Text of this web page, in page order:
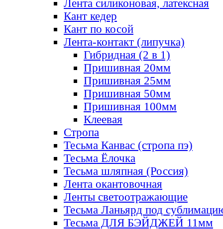
Лента силиконовая, латексная
Кант кедер
Кант по косой
Лента-контакт (липучка)
Гибридная (2 в 1)
Пришивная 20мм
Пришивная 25мм
Пришивная 50мм
Пришивная 100мм
Клеевая
Стропа
Тесьма Канвас (стропа пэ)
Тесьма Ёлочка
Тесьма шляпная (Россия)
Лента окантовочная
Ленты светоотражающие
Тесьма Ланьярд под
Тесьма ДЛЯ БЭЙДЖЕЙ 11мм